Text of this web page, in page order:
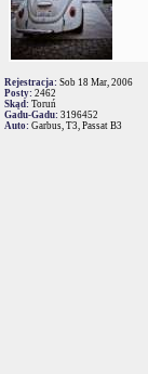
Rejestracja: Sob 18 Mar, 2006
Posty: 2462
Skąd: Toruń
Gadu-Gadu: 3196452
Auto: Garbus, T3, Passat B3